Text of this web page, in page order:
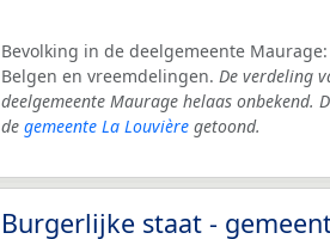
Bevolking in de deelgemeente
Belgen en vreemdelingen. De verdeling
deelgemeente Maurage helaas
de gemeente La Louvière getoond.
Burgerlijke staat -